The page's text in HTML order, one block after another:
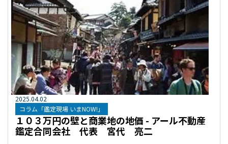
2025.04.02
コラム「鑑定現場 いまNOW!」
１０３万円の壁と商業地の地価 - アール不動産
鑑定合同会社 代表 宮代 亮二